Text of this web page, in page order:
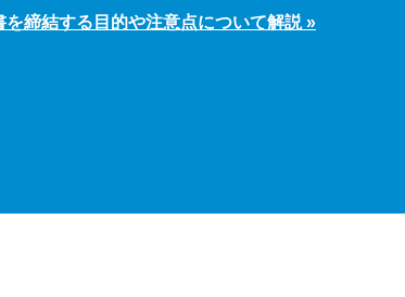
締結する目的や注意点について解説 »